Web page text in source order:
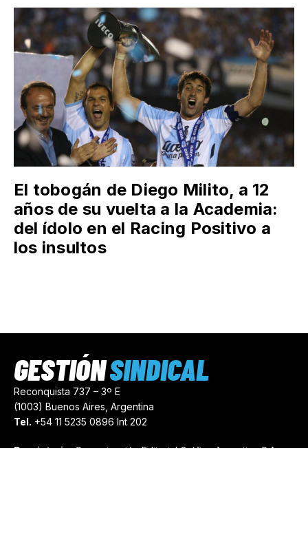
El tobogán de Diego Milito, a 12
años de su vuelta a la Academia:
del ídolo en el Racing Positivo a
los insultos
Reconquista 737 – 3º E
(1003) Buenos Aires, Argentina
Tel. +54 11 5235 0896 Int 202
Propietario:Comunicación Editorial Gráfica Argentina S.A.
GESTIÓNSINDICAL